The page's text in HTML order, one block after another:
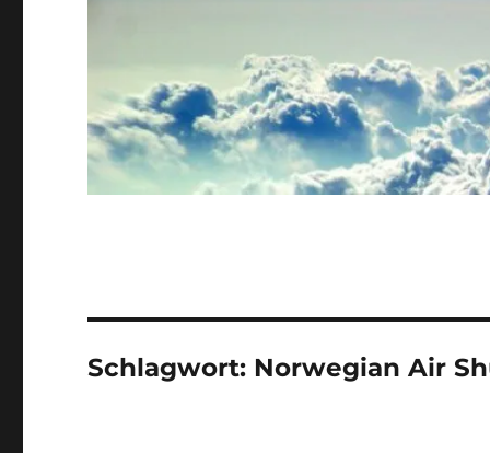
Schlagwort: Norwegian Air